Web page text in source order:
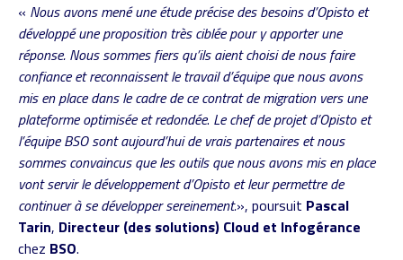
« Nous avons mené une étude précise des besoins d’Opisto et
développé une proposition très ciblée pour y apporter une
réponse. Nous sommes fiers qu’ils aient choisi de nous faire
confiance et reconnaissent le travail d’équipe que nous avons
mis en place dans le cadre de ce contrat de migration vers une
plateforme optimisée et redondée. Le chef de projet d’Opisto et
l’équipe BSO sont aujourd’hui de vrais partenaires et nous
sommes convaincus que les outils que nous avons mis en place
vont servir le développement d’Opisto et leur permettre de
continuer à se développer sereinement.», poursuit Pascal
Tarin, Directeur (des solutions) Cloud et Infogérance
chez BSO.